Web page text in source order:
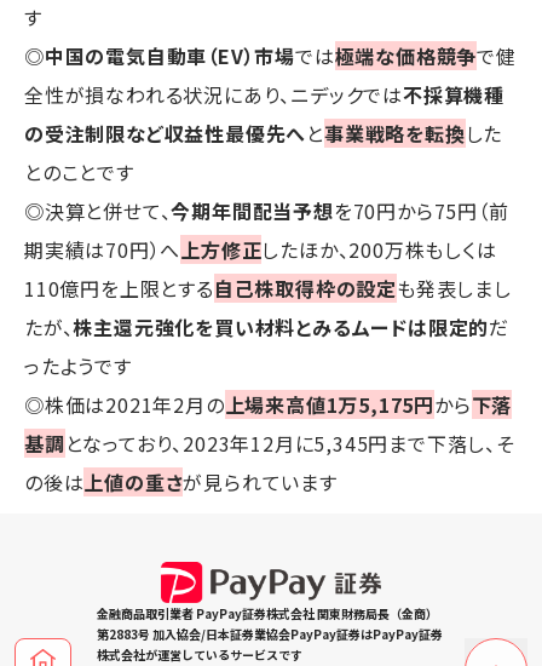
す
◎中国の電気自動車（EV）市場では極端な価格競争で健
全性が損なわれる状況にあり、ニデックでは不採算機種
の受注制限など収益性最優先へと事業戦略を転換した
とのことです
◎決算と併せて、今期年間配当予想を70円から75円（前
期実績は70円）へ 上方修正したほか、200万株もしくは
110億円を上限とする自己株取得枠の設定も発表しまし
たが、株主還元強化を買い材料とみるムードは限定的だ
ったようです
◎株価は2021年2月の 上場来高値1万5,175円から下落
基調 となっており、2023年12月に5,345円まで下落し、そ
の後は 上値の重さが見られています
金融商品取引業者 PayPay証券株式会社 関東財務局長（金商）
第2883号 加入協会/日本証券業協会PayPay証券はPayPay証券
株式会社が運営しているサービスです